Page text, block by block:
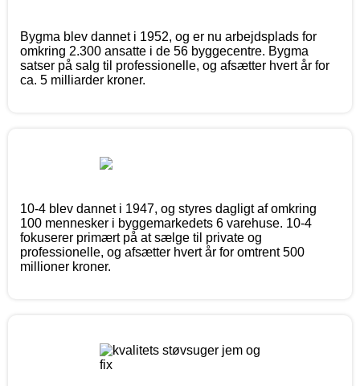
Bygma blev dannet i 1952, og er nu arbejdsplads for
omkring 2.300 ansatte i de 56 byggecentre. Bygma
satser på salg til professionelle, og afsætter hvert år for
ca. 5 milliarder kroner.
10-4 blev dannet i 1947, og styres dagligt af omkring
100 mennesker i byggemarkedets 6 varehuse. 10-4
fokuserer primært på at sælge til private og
professionelle, og afsætter hvert år for omtrent 500
millioner kroner.